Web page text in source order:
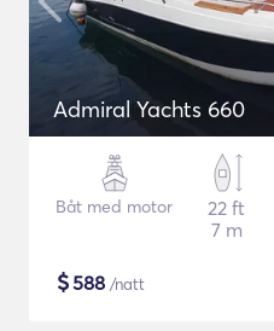
Admiral Yachts 660
Båt med motor
22 ft
7 m
$588 /natt